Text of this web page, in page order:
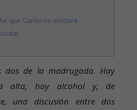
que Carlos no olvidará
dos de la madrugada. Hay
alta, hay alcohol y, de
una discusión entre dos